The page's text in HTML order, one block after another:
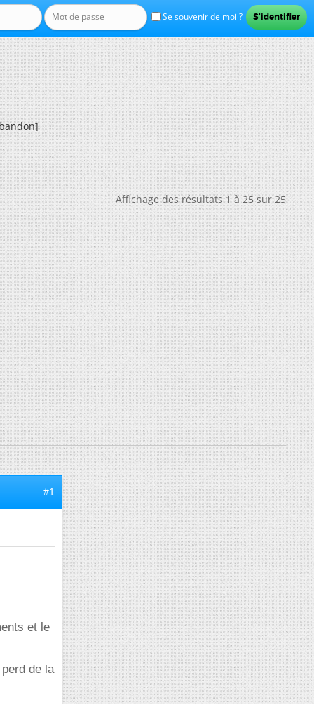
Se souvenir de moi ?
Affichage des résultats 1 à 25 sur 25
#1
et le
de la